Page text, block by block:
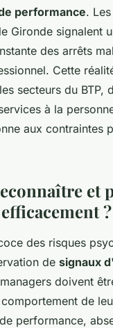
performance.
Gironde signalent
des arrêts
Cette
secteurs du BTP,
à la
aux contraintes
et
?
des risques
de signaux
doivent
de
performance,